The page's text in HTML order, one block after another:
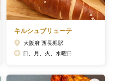
キルシュブリューテ
大阪府 西長堀駅
日、月、火、水曜日